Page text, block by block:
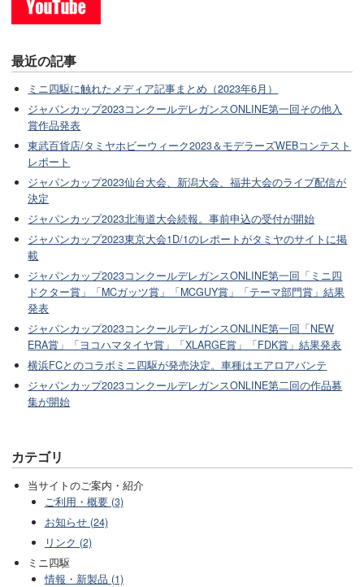
最近の記事
ミニ四駆に触れたメディア記事まとめ（2023年6月）
ジャパンカップ2023コンクールデレガンスONLINE第一回その他入
賞作品発表
東武百貨店/タミヤホビーウィーク2023＆モデラーズWEBコンテスト
レポート
ジャパンカップ2023仙台大会、新潟大会、福井大会のライブ配信が
決定
ジャパンカップ2023北海道大会続報。事前申込の受付が開始
ジャパンカップ2023東京大会1D/1のレポートがタミヤのサイトに掲
載
ジャパンカップ2023コンクールデレガンスONLINE第一回「ミニ四
ドクター賞」「MCガッツ賞」「MCGUY賞」「テーマ部門賞」結果
発表
ジャパンカップ2023コンクールデレガンスONLINE第一回「NEW
ERA賞」「ヨコハマタイヤ賞」「XLARGE賞」「FDK賞」結果発表
横浜FCとのコラボミニ四駆が発売決定。車種はエアロアバンテ
ジャパンカップ2023コンクールデレガンスONLINE第二回の作品募
集が開始
カテゴリ
当サイトのご案内・紹介
ご利用・概要 (3)
お知らせ (24)
リンク (2)
ミニ四駆
情報・新製品 (1)